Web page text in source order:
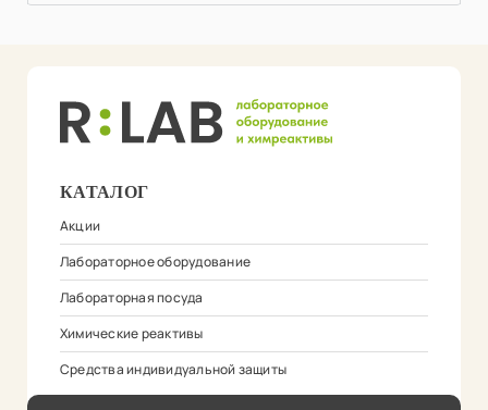
КАТАЛОГ
Акции
Лабораторное оборудование
Лабораторная посуда
Химические реактивы
Средства индивидуальной защиты